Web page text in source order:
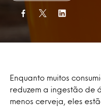
Enquanto muitos
reduzem a ingestão de
menos cerveja, eles